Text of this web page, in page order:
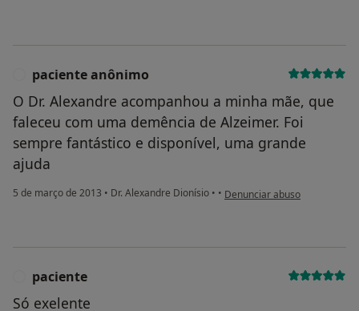
paciente anônimo
O Dr. Alexandre acompanhou a minha mãe, que
faleceu com uma demência de Alzeimer. Foi
sempre fantástico e disponível, uma grande
ajuda
5 de março de 2013 • Dr. Alexandre Dionísio • • na opinião do utilizador
Denunciar abuso
paciente
Só exelente